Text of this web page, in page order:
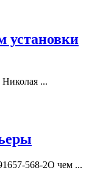
установки
...
568-2О чем ...